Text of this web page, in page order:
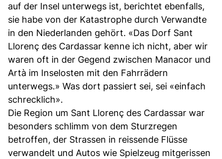
auf der Insel unterwegs ist, berichtet ebenfalls,
sie habe von der Katastrophe durch Verwandte
in den Niederlanden gehört. «Das Dorf Sant
Llorenç des Cardassar kenne ich nicht, aber wir
waren oft in der Gegend zwischen Manacor und
Artà im Inselosten mit den Fahrrädern
unterwegs.» Was dort passiert sei, sei «einfach
schrecklich».
Die Region um Sant Llorenç des Cardassar war
besonders schlimm von dem Sturzregen
betroffen, der Strassen in reissende Flüsse
verwandelt und Autos wie Spielzeug mitgerissen